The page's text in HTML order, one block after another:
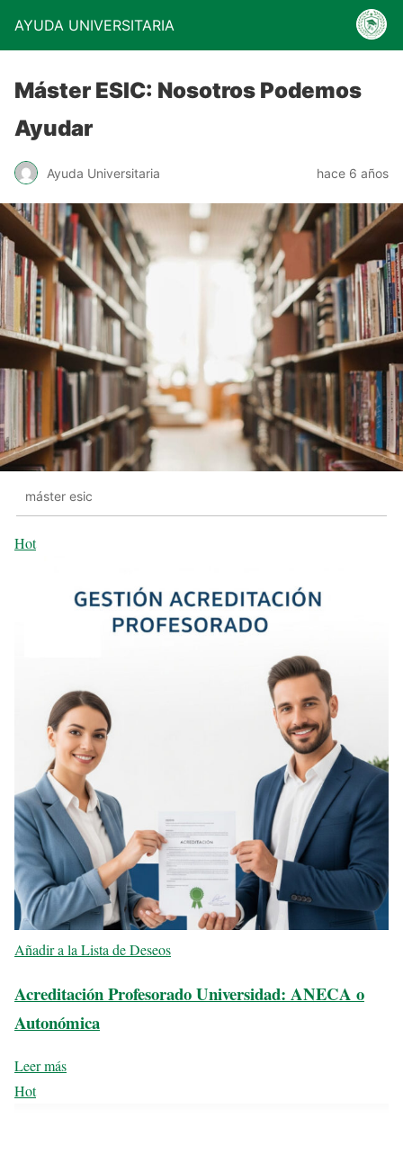
AYUDA UNIVERSITARIA
Máster ESIC: Nosotros Podemos
Ayudar
Ayuda Universitaria hace 6 años
máster esic
Hot
Añadir a la Lista de Deseos
Acreditación Profesorado Universidad: ANECA o
Autonómica
Leer más
Hot